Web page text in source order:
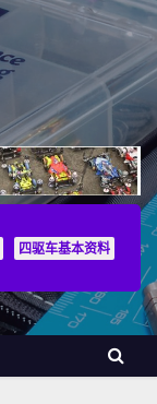
四驱车基本资料